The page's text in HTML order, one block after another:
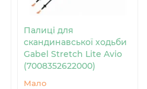
Палиці для
скандинавської ходьби
Gabel Stretch Lite Avio
(7008352622000)
Мало